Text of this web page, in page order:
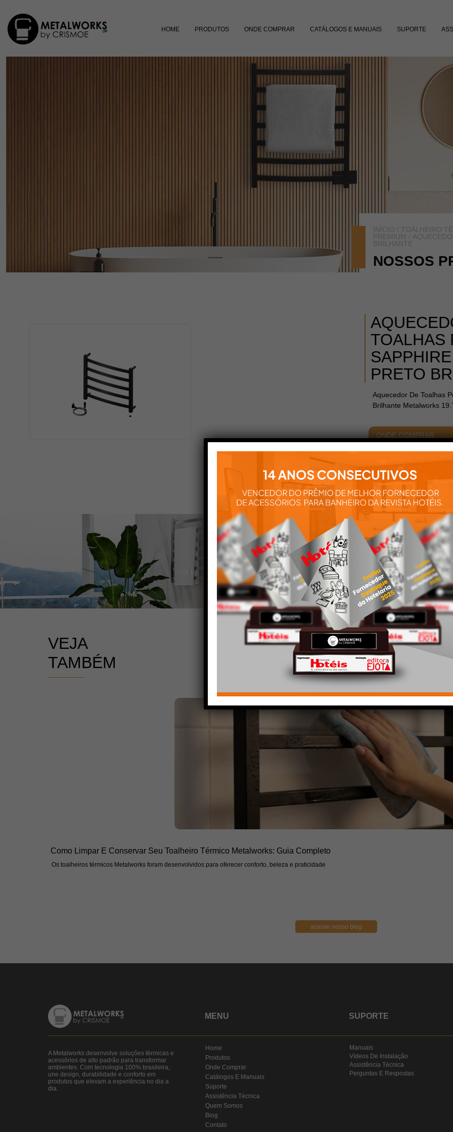
HOME PRODUTOS ONDE COMPRAR CATÁLOGOS E MANUAIS SUPORTE
INÍCIO / TOALHEIRO
PREMIUM /
BRILHANTE
NOSSOS
TOALHAS
PRETO
Aquecedor De Toalhas
Brilhante Metalworks
ONDE COMPRAR
ACABAMENTOS
Aqui você
nossos
VEJA
TAMBÉM
Como Limpar E Conservar Seu Toalheiro Térmico Metalworks: Guia Completo
Os toalheiros térmicos Metalworks foram desenvolvidos para oferecer conforto, beleza e praticidade
acesse nosso blog
A Metalworks desenvolve soluções térmicas e
acessórios de alto padrão para transformar
ambientes. Com tecnologia 100% brasileira,
une design, durabilidade e conforto em
produtos que elevam a experiência no dia a
dia.
MENU
Home
Produtos
Onde Comprar
Catálogos E Manuais
Suporte
Assistência Técnica
Quem Somos
Blog
Contato
SUPORTE
Manuais
Vídeos De Instalação
Assistência Técnica
Perguntas E Respostas